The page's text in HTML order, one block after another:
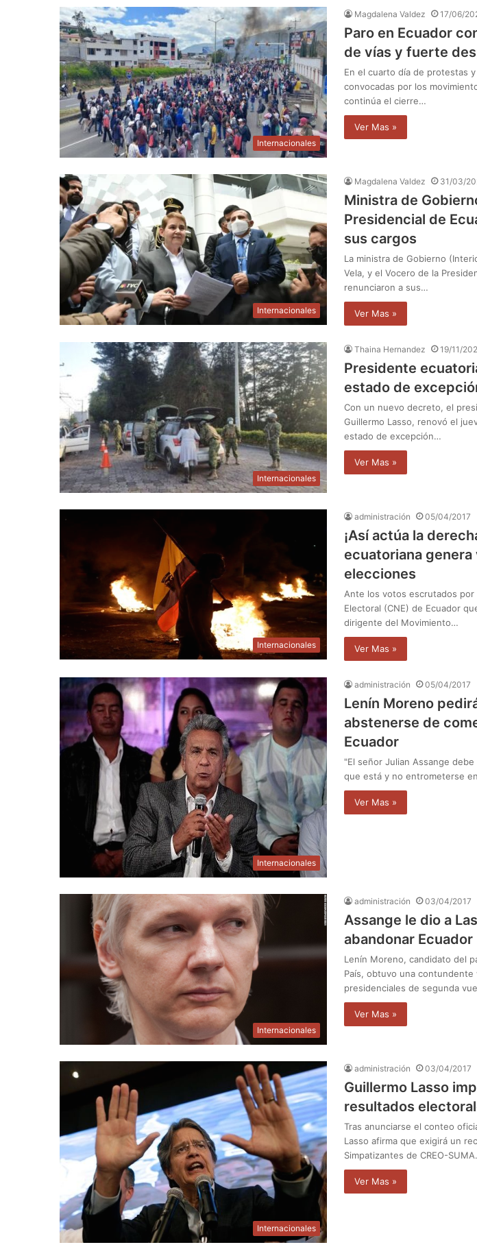
Internacionales
Magdalena Valdez 17/06/
Paro en Ecuador
de vías y fuerte
En el cuarto día de protestas
convocadas por los
continúa el cierre…
Ver Mas »
Internacionales
Magdalena Valdez 31/03/
Ministra de
Presidencial de
sus cargos
La ministra de Gobierno
Vela, y el Vocero de la
renunciaron a sus…
Ver Mas »
Internacionales
Thaina Hernandez 19/11/
Presidente
estado de
Con un nuevo decreto, el
Guillermo Lasso, renovó el
estado de excepción…
Ver Mas »
Internacionales
administración 05/04/2017
¡Así actúa la
ecuatoriana
elecciones
Ante los votos escrutados por
Electoral (CNE) de Ecuador
dirigente del Movimiento…
Ver Mas »
Internacionales
administración 05/04/2017
Lenín Moreno
abstenerse de
Ecuador
"El señor Julian Assange
que está y no entrometerse
Ver Mas »
Internacionales
administración 03/04/2017
Assange le dio a
abandonar Ecuador
Lenín Moreno, candidato del
País, obtuvo una
presidenciales de segunda
Ver Mas »
Internacionales
administración 03/04/2017
Guillermo Lasso
resultados
Tras anunciarse el conteo
Lasso afirma que exigirá un
Simpatizantes de CREO-
Ver Mas »